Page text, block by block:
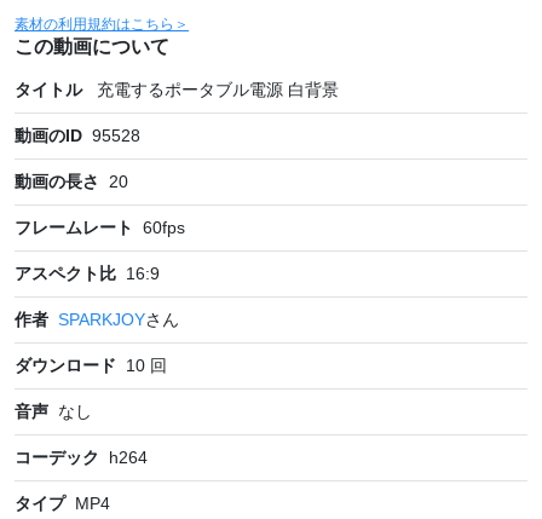
素材の利用規約はこちら＞
この動画について
タイトル 充電するポータブル電源 白背景
動画のID 95528
動画の長さ 20
フレームレート 60fps
アスペクト比 16:9
作者 SPARKJOYさん
ダウンロード 10 回
音声 なし
コーデック h264
タイプ MP4